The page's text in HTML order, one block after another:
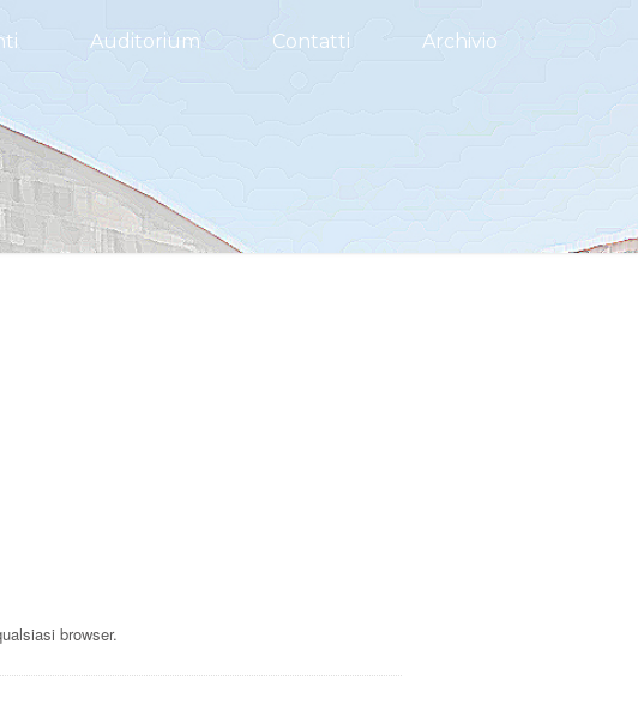
Auditorium Contatti Archivio
browser.